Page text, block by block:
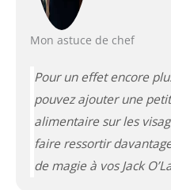
Mon astuce de chef
Pour un effet encore
pouvez ajouter une
alimentaire sur les
faire ressortir
de magie à vos Jack